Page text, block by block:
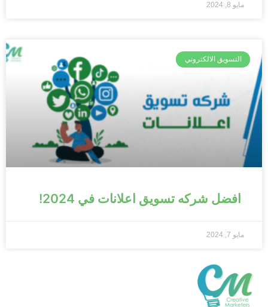
مايو 8, 2024
التسويق الالكتروني
افضل شركه تسويق اعلانات في 2024!
مايو 7, 2024